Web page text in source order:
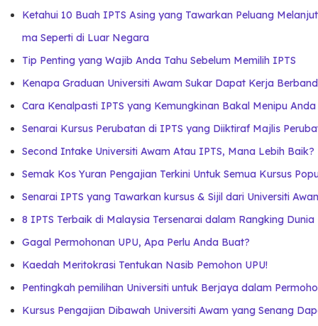
Ketahui 10 Buah IPTS Asing yang Tawarkan Peluang
ma Seperti di Luar Negara
Tip Penting yang Wajib Anda Tahu Sebelum Memilih IPTS
Kenapa Graduan Universiti Awam Sukar Dapat Kerja
Cara Kenalpasti IPTS yang Kemungkinan Bakal Menipu Anda
Senarai Kursus Perubatan di IPTS yang Diiktiraf Majlis
Second Intake Universiti Awam Atau IPTS, Mana Lebih Baik?
Semak Kos Yuran Pengajian Terkini Untuk Semua Kursus
Senarai IPTS yang Tawarkan kursus & Sijil dari Universiti
8 IPTS Terbaik di Malaysia Tersenarai dalam Rangking Dunia
Gagal Permohonan UPU, Apa Perlu Anda Buat?
Kaedah Meritokrasi Tentukan Nasib Pemohon UPU!
Pentingkah pemilihan Universiti untuk Berjaya dalam
Kursus Pengajian Dibawah Universiti Awam yang Senang